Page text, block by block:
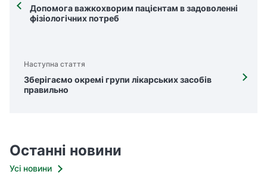
Допомога важкохворим пацієнтам в задоволенні
фізіологічних потреб
Наступна стаття
Зберігаємо окремі групи лікарських засобів
правильно
Останні новини
Усі новини